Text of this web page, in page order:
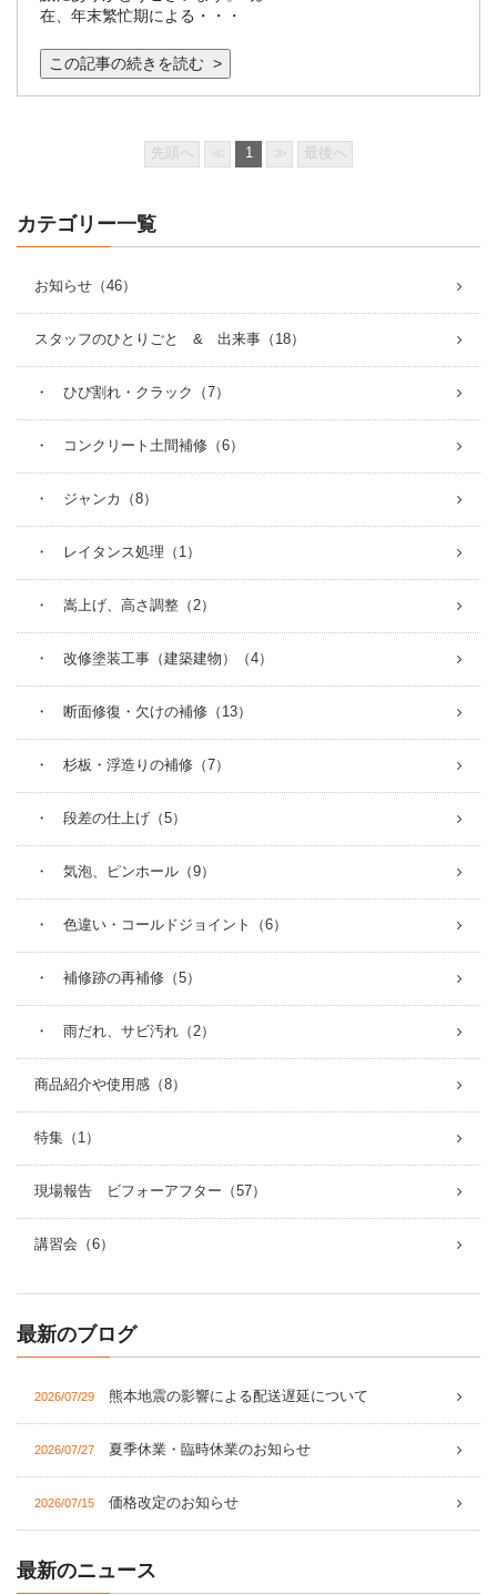
在、年末繁忙期による・・・
この記事の続きを読む >
先頭へ ≪ 1 ≫ 最後へ
カテゴリー一覧
お知らせ（46）
スタッフのひとりごと & 出来事（18）
・ ひび割れ・クラック（7）
・ コンクリート土間補修（6）
・ ジャンカ（8）
・ レイタンス処理（1）
・ 嵩上げ、高さ調整（2）
・ 改修塗装工事（建築建物）（4）
・ 断面修復・欠けの補修（13）
・ 杉板・浮造りの補修（7）
・ 段差の仕上げ（5）
・ 気泡、ピンホール（9）
・ 色違い・コールドジョイント（6）
・ 補修跡の再補修（5）
・ 雨だれ、サビ汚れ（2）
商品紹介や使用感（8）
特集（1）
現場報告 ビフォーアフター（57）
講習会（6）
最新のブログ
2026/07/29 熊本地震の影響による配送遅延について
2026/07/27 夏季休業・臨時休業のお知らせ
2026/07/15 価格改定のお知らせ
最新のニュース